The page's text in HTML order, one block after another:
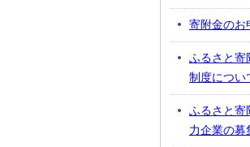
寄附金のお
ふるさと寄
制度につい
ふるさと寄
力企業の募